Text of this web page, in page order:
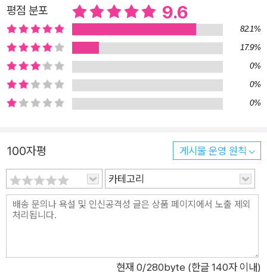
력으로 엉뚱하면서도 예측할 수 없는 방향으로 전개되는 이야기
는 아이들이 책을 손에서 놓지 못하게 만들고, 평소에 어렵게 느
끼던 과학을 좀 더 가까이 느낄 수 있게 만들어 준다. 이 책은 질
문과 그에 대한 답이 본문을 이루고 있고 본문 말미에 질문을 해
결하는 과학적 원리에 대한 설명이 들어 있다. 필요한 경우에는
사진과 그림이 풍부한 ‘놓지 마 과학 원리!’ 코너에서 좀 더 자세
히 알아보도록 하였다. 또한 책머리에 각각의 질문들과 연관된 교
년 교과서가 바뀐 데 이어 2019년부터는 5, 6학년 교과서가 바
뀌었기 때문에 새로운 과학 교과서의 체계에 맞추어 교과 단원을
정리하였다. <놓지 마 과학!>의 3단 학습 시스템 ■ 1단계. 정신
이랑 주리랑 정구랑 정신줄 놓고 즐긴다! <놓지 마 정신줄!>의
정신이네 가족이 총출동했다! 생활 속에서 품게 되는 과학적 질문
평점 분포 9.6
82.1%
17.9%
0%
0%
0%
100자평 게시물 운영 원칙
카테고리
현재 0/280byte (한글 140자 이내)